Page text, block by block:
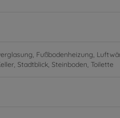
Fußbodenheizung
Stadtblick Steinboden Toilette